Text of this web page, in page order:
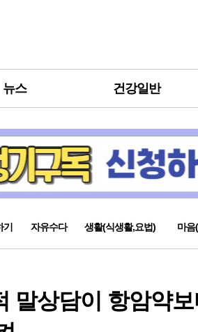
뉴스 건강일반
자유수다 생활(식생활,요법) 마음
말상담이 항암약